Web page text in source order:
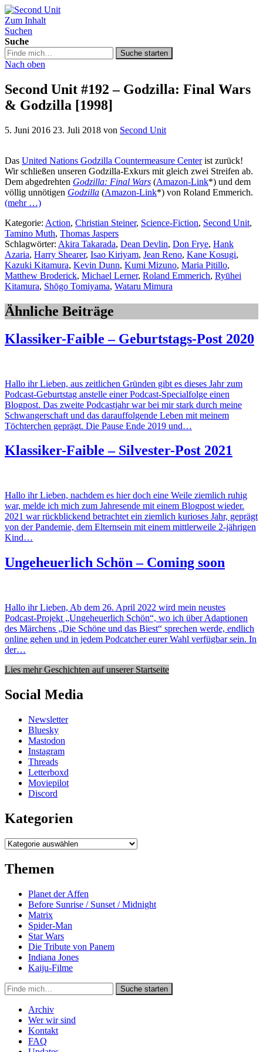
Second Unit
Zum Inhalt
Suchen
Suche
Suche
in
podcast.de/
Suche starten
Nach oben
Second Unit #192 – Godzilla: Final Wars
& Godzilla [1998]
5. Juni 2016 23. Juli 2018 von Second Unit
Das United Nations Godzilla Countermeasure Centerist zurück!
Wir schließen unseren Godzilla-Exkurs mit gleich zwei Streifen ab.
Dem abgedrehten Godzilla: Final Wars (Amazon-Link*) und dem
völlig unnötigen Godzilla (Amazon-Link*) von Roland Emmerich.
(mehr …)
Kategorie: Action, Christian Steiner, Science-Fiction, Second Unit,
Tamino Muth, Thomas Jaspers
Schlagwörter: Akira Takarada, Dean Devlin, Don Frye, Hank
Azaria, Harry Shearer, Isao Kiriyam, Jean Reno, Kane Kosugi,
Kazuki Kitamura, Kevin Dunn, Kumi Mizuno, Maria Pitillo,
Matthew Broderick, Michael Lerner, Roland Emmerich, Ryūhei
Kitamura, Shōgo Tomiyama, Wataru Mimura
Ähnliche Beiträge
Klassiker-Faible – Geburtstags-Post 2020
Hallo ihr Lieben, aus zeitlichen Gründen gibt es dieses Jahr zum
Podcast-Geburtstag anstelle einer Podcast-Specialfolge einen
Blogpost. Das zweite Podcastjahr war bei mir stark durch meine
Schwangerschaft und das darauffolgende Leben mit meinem
Töchterchen geprägt. Die Pause Ende 2019 und…
Klassiker-Faible – Silvester-Post 2021
Hallo ihr Lieben, nachdem es hier doch eine Weile ziemlich ruhig
war, melde ich mich zum Jahresende mit einem Blogpost wieder.
2021 war rückblickend betrachtet ein ziemlich kurioses Jahr, geprägt
von der Pandemie, dem Elternsein mit einem mittlerweile 2-jährigen
Kind…
Ungeheuerlich Schön – Coming soon
Hallo ihr Lieben, Ab dem 26. April 2022 wird mein neustes
Podcast-Projekt „Ungeheuerlich Schön“, wo ich über Adaptionen
des Märchens „Die Schöne und das Biest“ sprechen werde, endlich
online gehen und in jedem Podcatcher eurer Wahl verfügbar sein. In
der…
Lies mehr Geschichten auf unserer Startseite
Social Media
Newsletter
Bluesky
Mastodon
Instagram
Threads
Letterboxd
Moviepilot
Discord
Kategorien
Kategorien
Themen
Planet der Affen
Before Sunrise / Sunset / Midnight
Matrix
Spider-Man
Star Wars
Die Tribute von Panem
Indiana Jones
Kaiju-Filme
Suche
in
https://secondunit-
podcast.de/
Suche starten
Archiv
Wer wir sind
Kontakt
FAQ